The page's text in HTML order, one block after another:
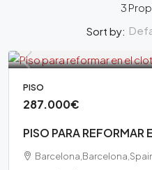
3
Sort by:
PISO
287.000€
PISO PARA